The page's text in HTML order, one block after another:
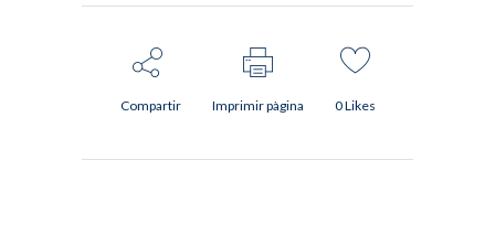
Compartir Imprimir pàgina 0Likes